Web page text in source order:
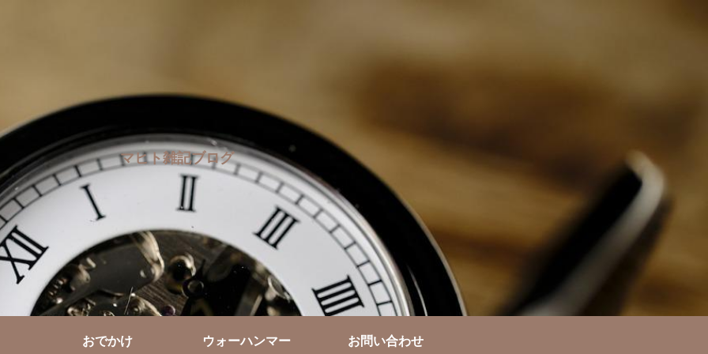
マヒト雑記ブログ
おでかけ ウォーハンマー お問い合わせ